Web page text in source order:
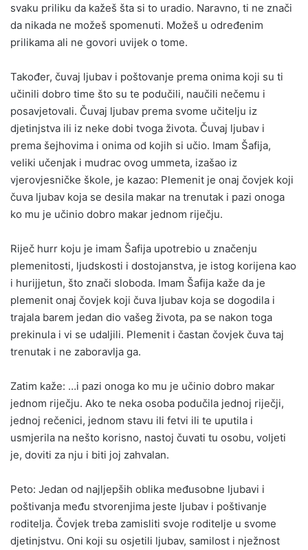
svaku priliku da kažeš šta si to uradio. Naravno, ti ne znači
da nikada ne možeš spomenuti. Možeš u određenim
prilikama ali ne govori uvijek o tome.
Također, čuvaj ljubav i poštovanje prema onima koji su ti
učinili dobro time što su te podučili, naučili nečemu i
posavjetovali. Čuvaj ljubav prema svome učitelju iz
djetinjstva ili iz neke dobi tvoga života. Čuvaj ljubav i
prema šejhovima i onima od kojih si učio. Imam Šafija,
veliki učenjak i mudrac ovog ummeta, izašao iz
vjerovjesničke škole, je kazao: Plemenit je onaj čovjek koji
čuva ljubav koja se desila makar na trenutak i pazi onoga
ko mu je učinio dobro makar jednom riječju.
Riječ hurr koju je imam Šafija upotrebio u značenju
plemenitosti, ljudskosti i dostojanstva, je istog korijena kao
i hurijjetun, što znači sloboda. Imam Šafija kaže da je
plemenit onaj čovjek koji čuva ljubav koja se dogodila i
trajala barem jedan dio vašeg života, pa se nakon toga
prekinula i vi se udaljili. Plemenit i častan čovjek čuva taj
trenutak i ne zaboravlja ga.
Zatim kaže: …i pazi onoga ko mu je učinio dobro makar
jednom riječju. Ako te neka osoba podučila jednoj riječji,
jednoj rečenici, jednom stavu ili fetvi ili te uputila i
usmjerila na nešto korisno, nastoj čuvati tu osobu, voljeti
je, doviti za nju i biti joj zahvalan.
Peto: Jedan od najljepših oblika međusobne ljubavi i
poštivanja među stvorenjima jeste ljubav i poštivanje
roditelja. Čovjek treba zamisliti svoje roditelje u svome
djetinjstvu. Oni koji su osjetili ljubav, samilost i nježnost